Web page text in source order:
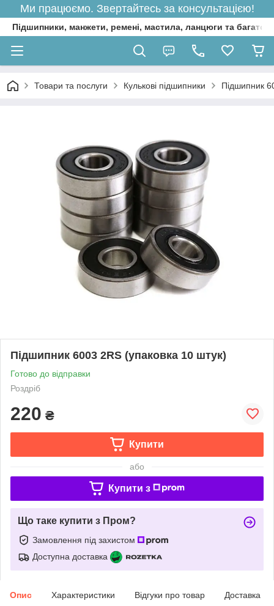
Ми працюємо. Звертайтесь за консультацією!
Підшипники, манжети, ремені, мастила, ланцюги та багато
Товари та послуги Кулькові підшипники Підшипник
Підшипник 6003 2RS (упаковка 10 штук)
Готово до відправки
Роздріб
220 ₴
Купити
або
Купити з
Що таке купити з Пром?
Замовлення під захистом
Доступна доставка
Опис Характеристики Відгуки про товар Доставка